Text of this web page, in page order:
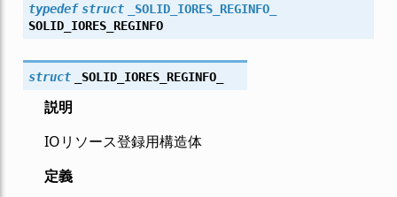
typedef struct
_SOLID_IORES_REGINFO_
SOLID_IORES_REGINFO
struct _SOLID_IORES_REGINFO_
説明
IOリソース登録用構造体
定義